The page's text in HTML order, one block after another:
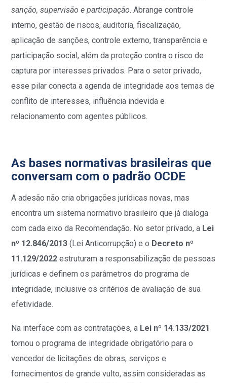
sanção, supervisão e participação. Abrange controle
interno, gestão de riscos, auditoria, fiscalização,
aplicação de sanções, controle externo, transparência e
participação social, além da proteção contra o risco de
captura por interesses privados. Para o setor privado,
esse pilar conecta a agenda de integridade aos temas de
conflito de interesses, influência indevida e
relacionamento com agentes públicos.
As bases normativas brasileiras que
conversam com o padrão OCDE
A adesão não cria obrigações jurídicas novas, mas
encontra um sistema normativo brasileiro que já dialoga
com cada eixo da Recomendação. No setor privado, a Lei
nº 12.846/2013 (Lei Anticorrupção) e o Decreto nº
11.129/2022 estruturam a responsabilização de pessoas
jurídicas e definem os parâmetros do programa de
integridade, inclusive os critérios de avaliação de sua
efetividade.
Na interface com as contratações, a Lei nº 14.133/2021
tornou o programa de integridade obrigatório para o
vencedor de licitações de obras, serviços e
fornecimentos de grande vulto, assim consideradas as